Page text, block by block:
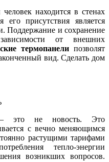
находится в стенах
присутствия является
Поддержание и сохранение
от внешних
термопанелипозволят
вид. Сделать дом
не новость. Это
с вечно меняющимся
растущими тарифами
тепло-энергии
возникших вопросов.